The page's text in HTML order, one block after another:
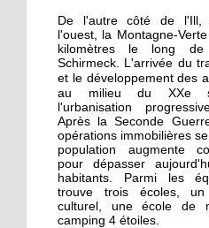
15 septembre 2015
Dons records à
en faveur des
26 septembre 2014
Des cours de vélo
favoriser
26 septembre 2014
Femmes de Paroles
De l'autre côté de
l'ouest, la Montagne-
kilomètres le long
Schirmeck. L'arrivée du
et l e développement des
au milieu du XXe
l'urbanisation
Après la Seconde
opérations immobilières
population augmente
pour dépasser
habitants. Parmi les
trouve trois écoles,
culturel, une école de
camping 4 étoiles.